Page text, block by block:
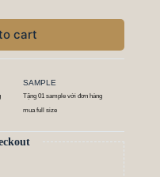
cart
SAMPLE
Tặng 01 sample với đơn hàng
mua full size